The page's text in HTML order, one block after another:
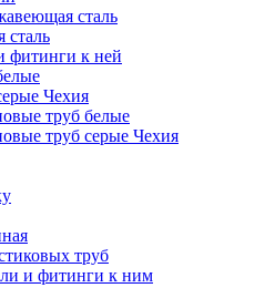
сталь
фитинги к ней
Чехия
труб белые
труб серые Чехия
труб
и фитинги к ним